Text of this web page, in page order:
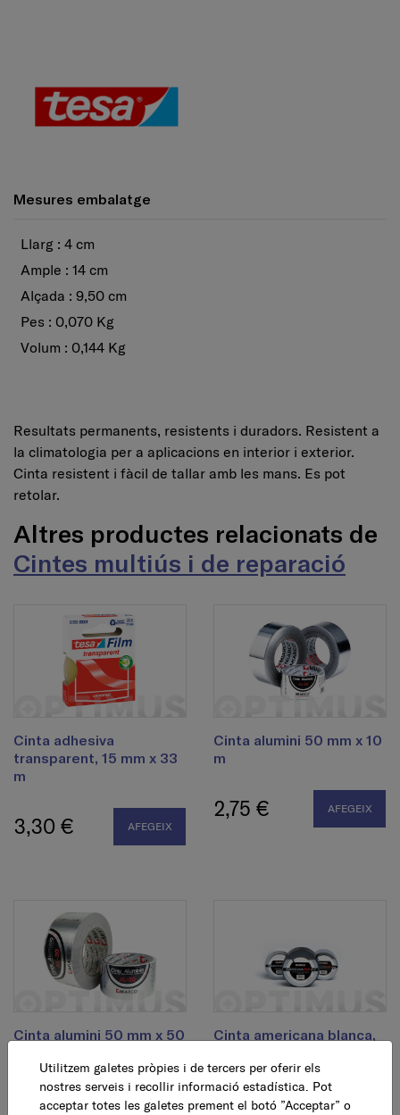
Mesures embalatge
Llarg : 4 cm
Ample : 14 cm
Alçada : 9,50 cm
Pes : 0,070 Kg
Volum : 0,144 Kg
Resultats permanents, resistents i duradors. Resistent a
la climatologia per a aplicacions en interior i exterior.
Cinta resistent i fàcil de tallar amb les mans. Es pot
retolar.
Altres productes relacionats de
Cintes multiús i de reparació
Cinta adhesiva
transparent, 15 mm x 33
m
3,30 € AFEGEIX
Cinta alumini 50 mm x 10
m
2,75 € AFEGEIX
Cinta alumini 50 mm x 50
10,45 € AFEGEIX
Cinta americana blanca,
4,75 € AFEGEIX
Utilitzem galetes pròpies i de tercers per oferir els
nostres serveis i recollir informació estadística. Pot
acceptar totes les galetes prement el botó ”Acceptar” o